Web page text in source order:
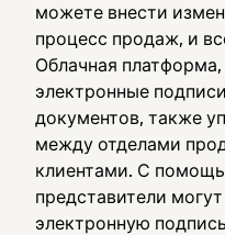
можете внести
процесс продаж, и
Облачная
электронные
документов, также
между отделами
клиентами. С
представители
электронную